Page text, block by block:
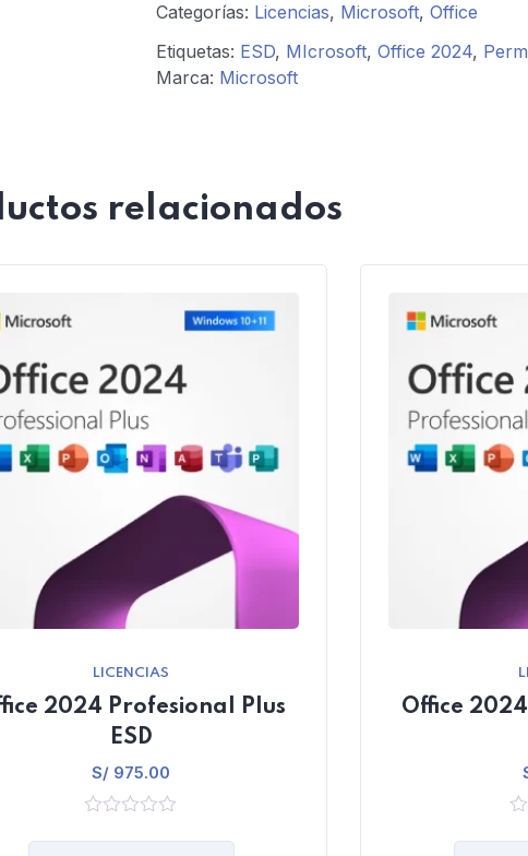
Categorías: Licencias, Microsoft, Office
Etiquetas: ESD, MIcrosoft, Office 2024,
Marca: Microsoft
relacionados
LICENCIAS
2024 Profesional Plus
ESD
S/ 975.00
Office